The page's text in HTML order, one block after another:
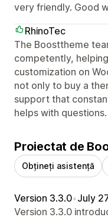
very friendly. Good
RhinoTec
The Boosttheme
competently,
customization on
not only to buy a
support that
helps with
Proiectat de
Obțineți asistență
Version 3.3.0•July
Version 3.3.0